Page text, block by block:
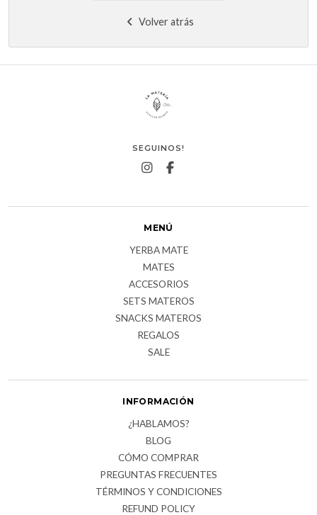
Volver atrás
SEGUINOS!
MENÚ
YERBA MATE
MATES
ACCESORIOS
SETS MATEROS
SNACKS MATEROS
REGALOS
SALE
INFORMACIÓN
¿HABLAMOS?
BLOG
CÓMO COMPRAR
PREGUNTAS FRECUENTES
TÉRMINOS Y CONDICIONES
REFUND POLICY